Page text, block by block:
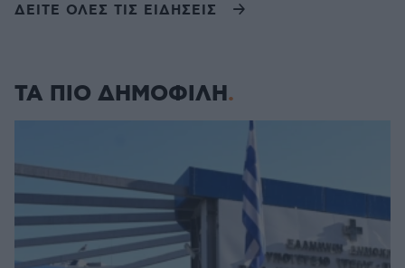
ΔΕΙΤΕ ΟΛΕΣ ΤΙΣ ΕΙΔΗΣΕΙΣ
ΤΑ ΠΙΟ ΔΗΜΟΦΙΛΗ